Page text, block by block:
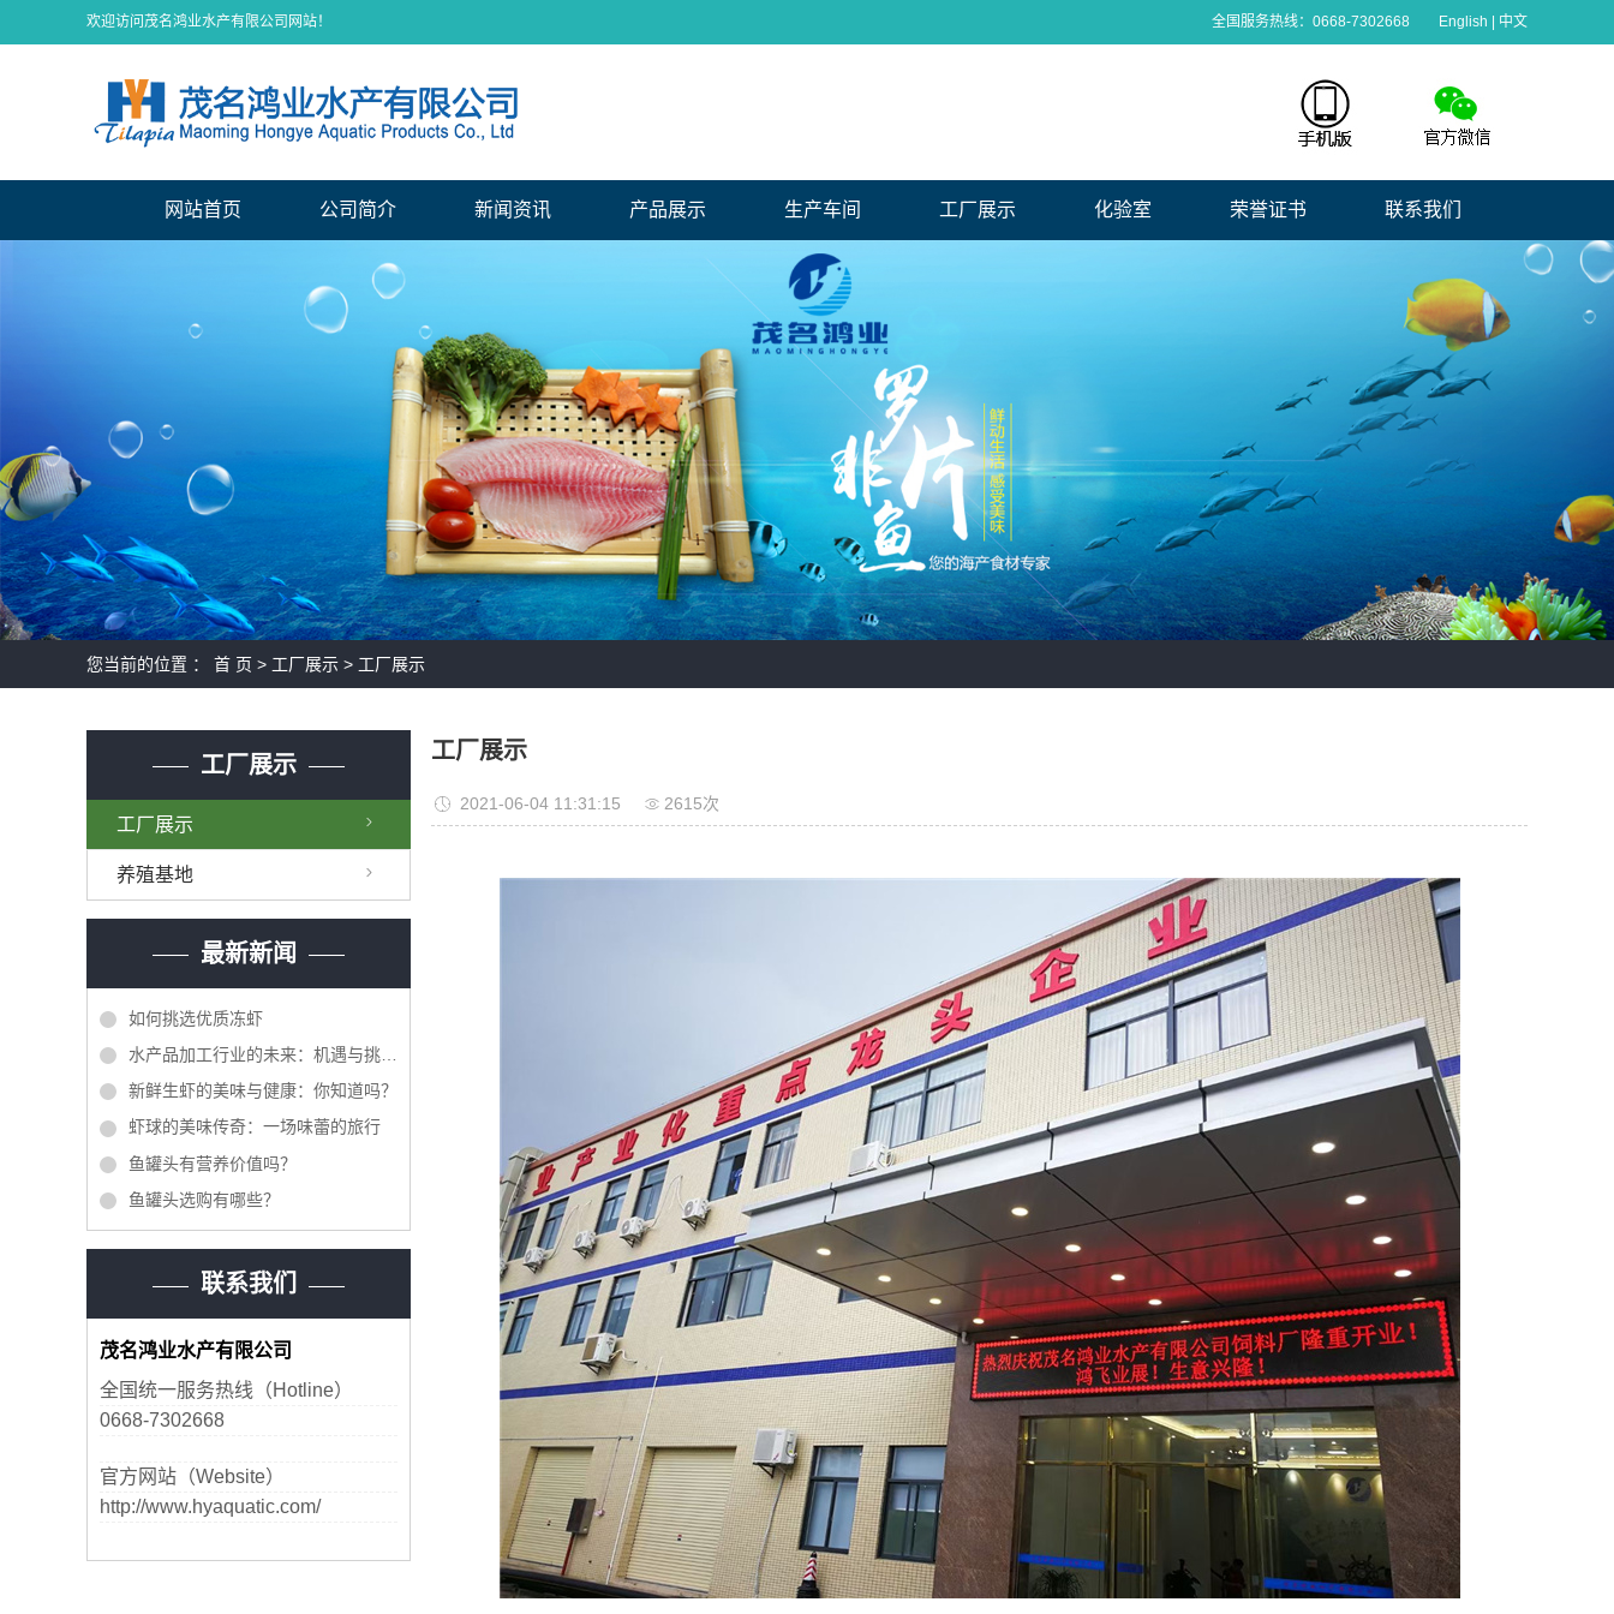
欢迎访问茂名鸿业水产有限公司网站！ 全国服务热线：0668-7302668 English 中文
网站首页 公司简介 新闻资讯 产品展示 生产车间 工厂展示 化验室 荣誉证书 联系我们
您当前的位置 ： 首 页 > 工厂展示 > 工厂展示
工厂展示
工厂展示
养殖基地
最新新闻
如何挑选优质冻虾
水产品加工行业的未来：机遇与挑战并存
新鲜生虾的美味与健康：你知道吗？
虾球的美味传奇：一场味蕾的旅行
鱼罐头有营养价值吗？
鱼罐头选购有哪些？
联系我们
茂名鸿业水产有限公司
全国统一服务热线（Hotline）
0668-7302668
官方网站（Website）
http://www.hyaquatic.com/
工厂展示
2021-06-04 11:31:15 2615次